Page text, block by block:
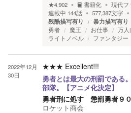
★4,902 書籍化
現代フ
連載中 144話 577,387文字
残酷描写有り 暴力描写有り
勇者 魔王 お仕事 万人
ライトノベル
ファンタジー
2022年12月
30日
★★★ Excellent!!!
勇者とは最大の刑罰である
部隊。【アニメ化決定】
勇者刑に処す 懲罰勇者９
ロケット商会